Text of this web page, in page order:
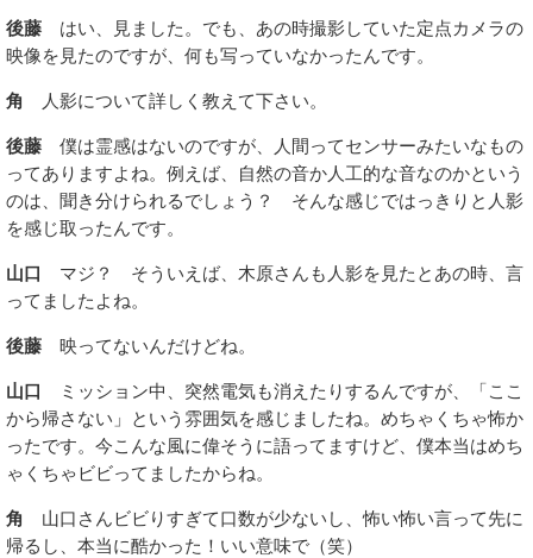
後藤 はい、見ました。でも、あの時撮影していた定点カメラの
映像を見たのですが、何も写っていなかったんです。
角 人影について詳しく教えて下さい。
後藤 僕は霊感はないのですが、人間ってセンサーみたいなもの
ってありますよね。例えば、自然の音か人工的な音なのかという
のは、聞き分けられるでしょう？ そんな感じではっきりと人影
を感じ取ったんです。
山口
マジ？ そういえば、木原さんも人影を見たとあの時、言
ってましたよね。
後藤 映ってないんだけどね。
山口
ミッション中、突然電気も消えたりするんですが、「ここ
から帰さない」という雰囲気を感じましたね。めちゃくちゃ怖か
ったです。今こんな風に偉そうに語ってますけど、僕本当はめち
ゃくちゃビビってましたからね。
角
山口さんビビりすぎて口数が少ないし、怖い怖い言って先に
帰るし、本当に酷かった！いい意味で（笑）